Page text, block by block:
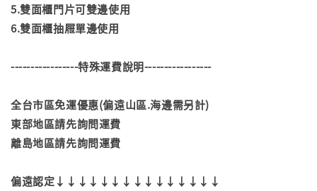
5.雙面櫃門片可雙邊使用
6.雙面櫃抽屜單邊使用
-----------------特殊運費說明-----------------
全台市區免運優惠(偏遠山區.海邊需另計)
東部地區請先詢問運費
離島地區請先詢問運費
偏遠認定↓↓↓↓↓↓↓↓↓↓↓↓↓↓↓